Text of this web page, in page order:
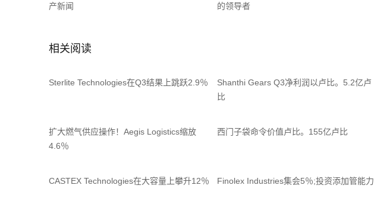
产新闻
的领导者
相关阅读
Sterlite Technologies在Q3结果上跳跃2.9％
Shanthi Gears Q3净利润以卢比。5.2亿卢
比
扩大燃气供应操作！Aegis Logistics缩放
4.6％
西门子袋命令价值卢比。155亿卢比
CASTEX Technologies在大容量上攀升12％ Finolex Industries集会5％;投资添加管能力